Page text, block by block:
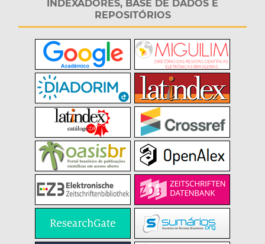
INDEXADORES, BASE DE DADOS E
REPOSITÓRIOS